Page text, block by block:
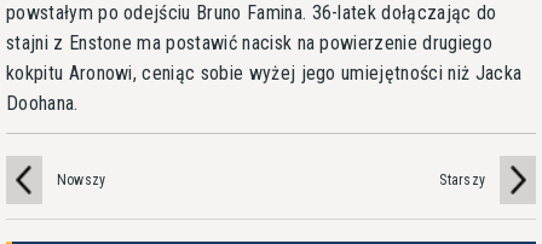
powstałym po odejściu Bruno Famina. 36-latek dołączając do
stajni z Enstone ma postawić nacisk na powierzenie drugiego
kokpitu Aronowi, ceniąc sobie wyżej jego umiejętności niż Jacka
Doohana.
Nowszy Starszy